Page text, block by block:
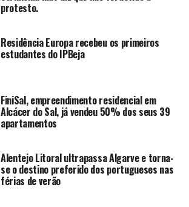
protesto.
Residência Europa recebeu os primeiros
estudantes do IPBeja
FiniSal, empreendimento residencial em
Alcácer do Sal, já vendeu 50% dos seus 39
apartamentos
Alentejo Litoral ultrapassa Algarve e torna-
se o destino preferido dos portugueses nas
férias de verão